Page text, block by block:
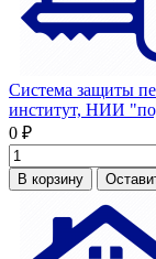
Система защиты
институт, НИИ
0 ₽
В корзину